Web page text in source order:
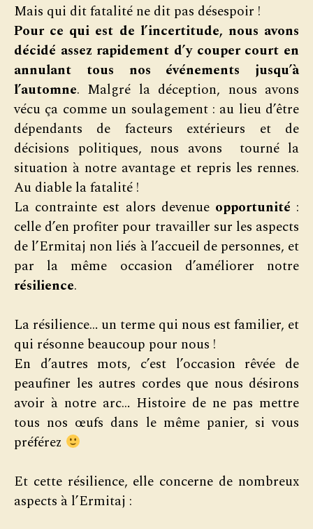
Mais qui dit fatalité ne dit pas désespoir !
Pour ce qui est de l’incertitude, nous avons
décidé assez rapidement d’y couper court en
annulant tous nos événements jusqu’à
l’automne. Malgré la déception, nous avons
vécu ça comme un soulagement : au lieu d’être
dépendants de facteurs extérieurs et de
décisions politiques, nous avons tourné la
situation à notre avantage et repris les rennes.
Au diable la fatalité !
La contrainte est alors devenue opportunité :
celle d’en profiter pour travailler sur les aspects
de l’Ermitaj non liés à l’accueil de personnes, et
par la même occasion d’améliorer notre
résilience.
La résilience… un terme qui nous est familier, et
qui résonne beaucoup pour nous !
En d’autres mots, c’est l’occasion rêvée de
peaufiner les autres cordes que nous désirons
avoir à notre arc… Histoire de ne pas mettre
tous nos œufs dans le même panier, si vous
préférez
Et cette résilience, elle concerne de nombreux
aspects à l’Ermitaj :